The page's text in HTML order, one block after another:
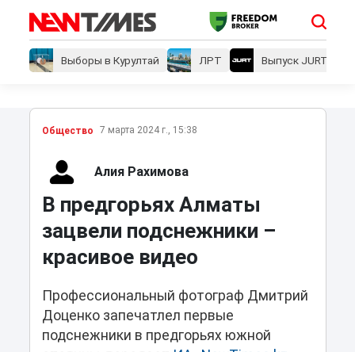
Выборы в Курултай ЛРТ Выпуск JURT
Общество 7 марта 2024 г., 15:38
Алия Рахимова
В предгорьях Алматы
зацвели подснежники –
красивое видео
Профессиональный фотограф Дмитрий
Доценко запечатлел первые
подснежники в предгорьях южной